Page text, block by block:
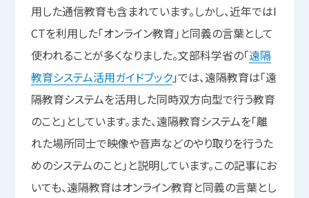
用した通信教育も含まれています。しかし、近年ではI
CTを利用した「オンライン教育」と同義の言葉として
使われることが多くなりました。文部科学省の「遠隔
教育システム活用ガイドブック」では、遠隔教育は「遠
隔教育システムを活用した同時双方向型で行う教育
のこと」としています。また、遠隔教育システムを「離
れた場所同士で映像や音声などのやり取りを行うた
めのシステムのこと」と説明しています。この記事にお
いても、遠隔教育はオンライン教育と同義の言葉とし